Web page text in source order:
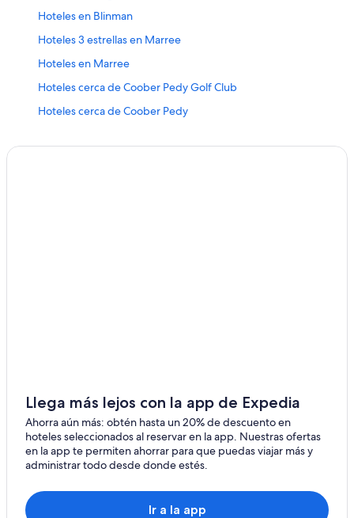
Hoteles en Blinman
Hoteles 3 estrellas en Marree
Hoteles en Marree
Hoteles cerca de Coober Pedy Golf Club
Hoteles cerca de Coober Pedy
Hoteles de golf en Coober Pedy
Hoteles con spa en Coober Pedy
Hoteles todo incluido en Coober Pedy
Hoteles de lujo en Coober Pedy
Hoteles de negocios en Coober Pedy
Hoteles históricos en Coober Pedy
Llega más lejos con la app de Expedia
Ahorra aún más: obtén hasta un 20% de descuento en
hoteles seleccionados al reservar en la app. Nuestras ofertas
en la app te permiten ahorrar para que puedas viajar más y
administrar todo desde donde estés.
Ir a la app